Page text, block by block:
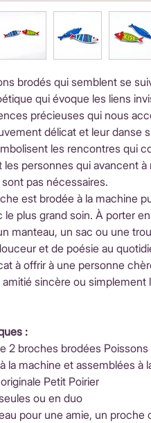
brodés qui semblent se
qui évoque les liens
précieuses qui nous
délicat et leur danse
les rencontres qui
les personnes qui avancent
pas nécessaires.
est brodée à la machine
le plus grand soin. À porter
manteau, un sac ou une
et de poésie au
à offrir à une personne
amitié sincère ou
:
2 broches brodées Poissons
la machine et assemblées à
Petit Poirier
ou en duo
pour une amie, un proche